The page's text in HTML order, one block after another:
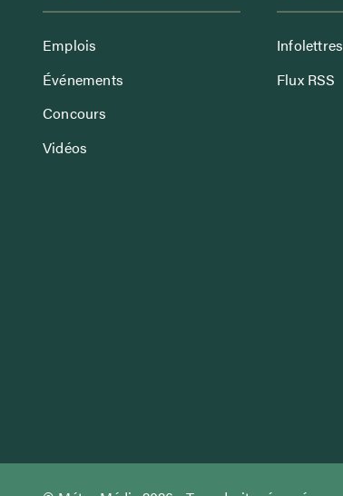
Emplois
Événements
Concours
Vidéos
Infolettres
Flux RSS